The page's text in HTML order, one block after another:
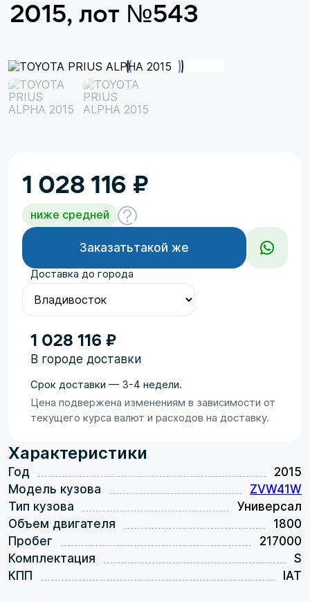
2015, лот №543
Характеристики
Год
2015
Модель кузова
ZVW41W
Тип кузова
Универсал
Объем двигателя
1800
Пробег
217000
Комплектация
S
КПП
IAT
1 028 116 ₽
ниже средней
Заказатьтакой же
Доставка до города
1 028 116 ₽
В городе доставки
Срок доставки — 3-4 недели.
Цена подвержена изменениям в зависимости от
текущего курса валют и расходов на доставку.